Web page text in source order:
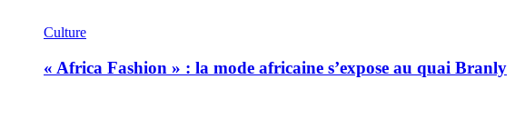
Culture
« Africa Fashion » : la mode africaine s’expose au quai Branly